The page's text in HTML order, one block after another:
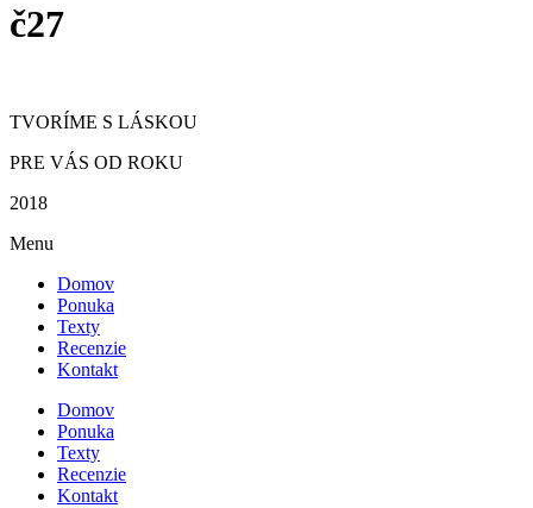
č27
TVORÍME S LÁSKOU
PRE VÁS OD ROKU
2018
Menu
Domov
Ponuka
Texty
Recenzie
Kontakt
Domov
Ponuka
Texty
Recenzie
Kontakt